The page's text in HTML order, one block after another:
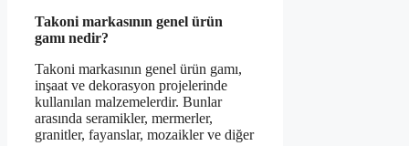
Takoni markasının genel ürün
gamı nedir?
Takoni markasının genel ürün gamı,
inşaat ve dekorasyon projelerinde
kullanılan malzemelerdir. Bunlar
arasında seramikler, mermerler,
granitler, fayanslar, mozaikler ve diğer